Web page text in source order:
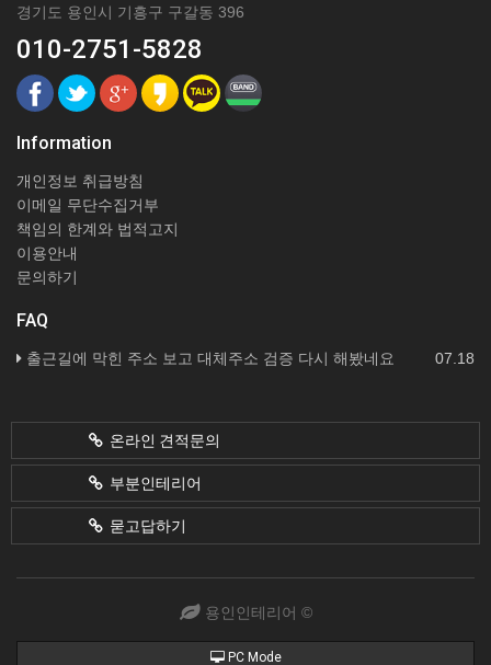
경기도 용인시 기흥구 구갈동 396
010-2751-5828
Information
개인정보 취급방침
이메일 무단수집거부
책임의 한계와 법적고지
이용안내
문의하기
FAQ
07.18
출근길에 막힌 주소 보고 대체주소 검증 다시 해봤네요
온라인 견적문의
부분인테리어
묻고답하기
용인인테리어 ©
PC Mode